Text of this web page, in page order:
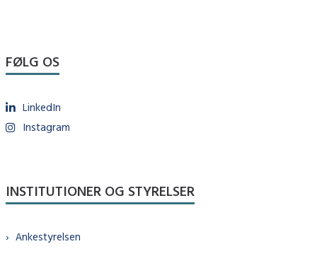
FØLG OS
LinkedIn
Instagram
INSTITUTIONER OG STYRELSER
Ankestyrelsen